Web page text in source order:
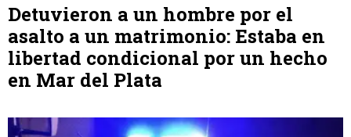
Detuvieron a un hombre por el
asalto a un matrimonio: Estaba en
libertad condicional por un hecho
en Mar del Plata